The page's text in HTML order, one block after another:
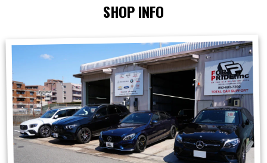
SHOP INFO